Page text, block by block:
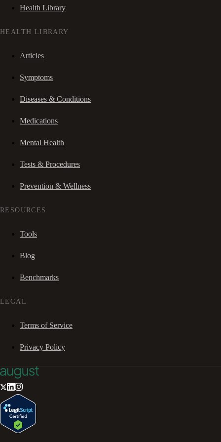
Health Library
HEALTH LIBRARY
Articles
Symptoms
Diseases & Conditions
Medications
Mental Health
Tests & Procedures
Prevention & Wellness
RESOURCES
Tools
Blog
Benchmarks
LEGAL
Terms of Service
Privacy Policy